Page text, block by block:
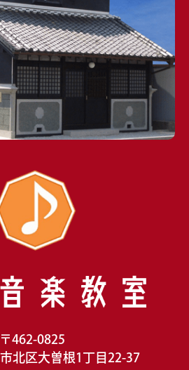
〒462-0825
北区大曽根1丁目22-37